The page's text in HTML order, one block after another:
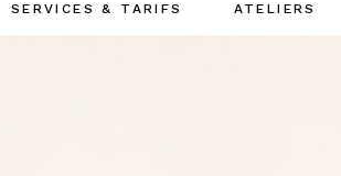
SERVICES & TARIFS ATELIERS